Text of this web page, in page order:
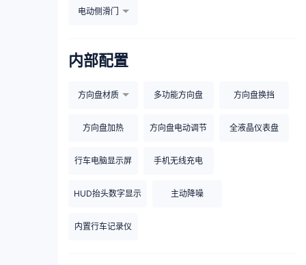
电动侧滑门
内部配置
方向盘材质 多功能方向盘 方向盘换挡
方向盘加热 方向盘电动调节 全液晶仪表盘
行车电脑显示屏 手机无线充电
HUD抬头数字显示 主动降噪
内置行车记录仪